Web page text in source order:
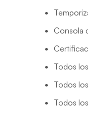
Consola
Todos
Todos
Todos